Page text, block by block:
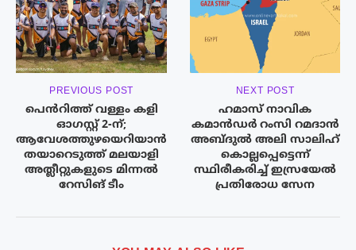
PREVIOUS POST
പെൻറിത്ത് വള്ളം കളി
ഓഗസ്റ്റ് 2-ന്;
ആവേശത്തുഴയെറിയാൻ
തയാറെടുത്ത് മലയാളി
അത്ലീറ്റുകളുടെ മിന്നൽ
റേസിങ് ടീം
NEXT POST
ഹമാസ് നാവിക
കമാൻഡർ റംസി റമദാൻ
അബ്ദുൽ അലി സാലിഹ്
കൊല്ലപ്പെട്ടെന്ന്
സ്ഥിരീകരിച്ച് ഇസ്രയേൽ
പ്രതിരോധ സേന